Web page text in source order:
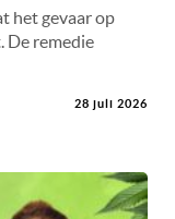
het gevaar op
De remedie
28 juli 2026